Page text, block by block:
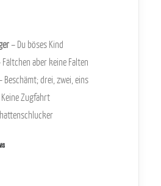
– Du böses Kind
Fältchen aber keine Falten
Beschämt;drei, zwei, eins
Zugfahrt